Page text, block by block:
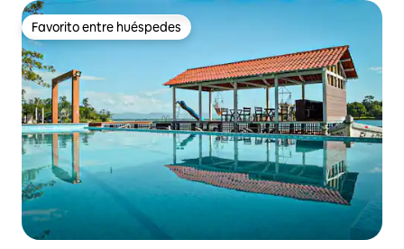
Favorito entre huéspedes
Favorito entre huéspedes